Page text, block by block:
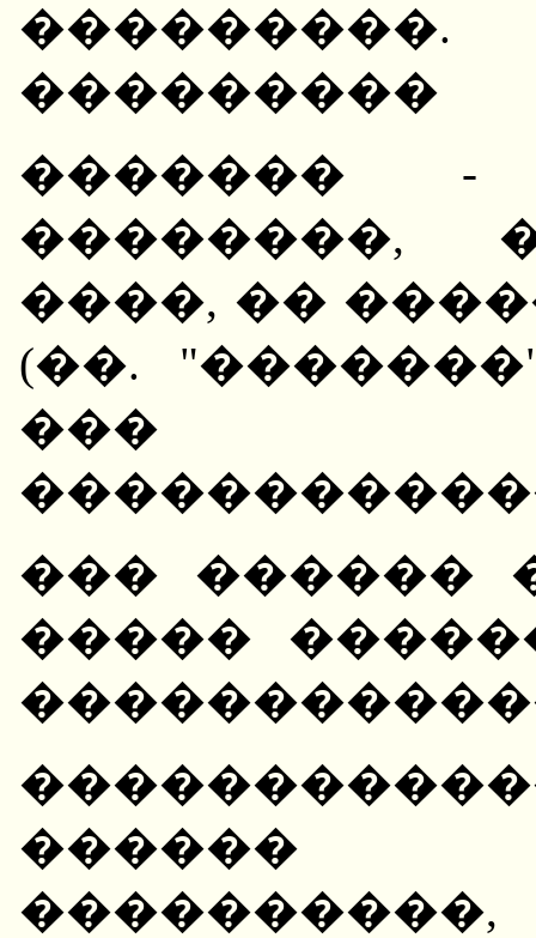
���������
������� -
��������,
����, ��
(��.
���
��� ������
�����
������